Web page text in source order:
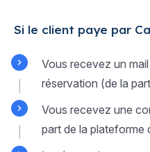
Si le client paye par
Vous recevez un
réservation (de la
Vous recevez une
part de la plateforme